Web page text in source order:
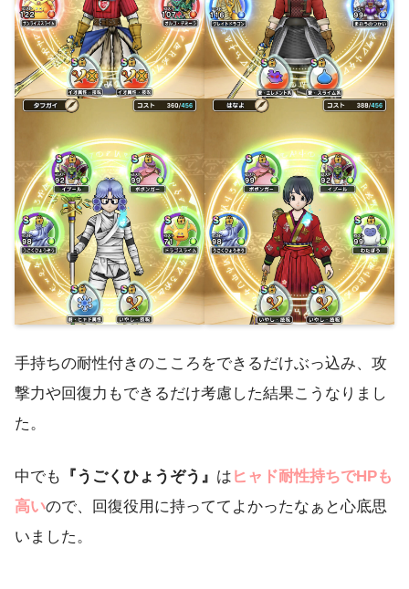
手持ちの耐性付きのこころをできるだけぶっ込み、攻
撃力や回復力もできるだけ考慮した結果こうなりまし
た。
中でも 『うごくひょうぞう』 は ヒャド耐性持ちでHPも
高いので、回復役用に持っててよかったなぁと心底思
いました。